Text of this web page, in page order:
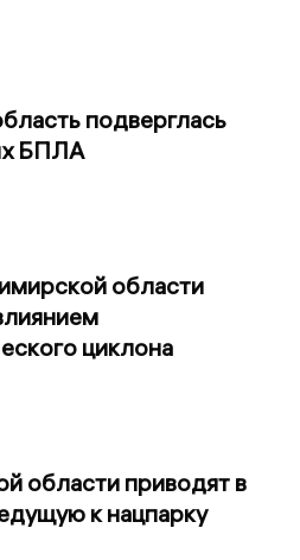
подверглась
БПЛА
области
циклона
области приводят в
к нацпарку